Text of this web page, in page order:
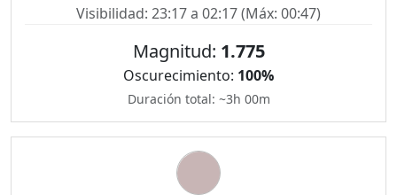
Visibilidad: 23:17 a 02:17 (Máx: 00:47)
Magnitud: 1.775
Oscurecimiento: 100%
Duración total: ~3h 00m